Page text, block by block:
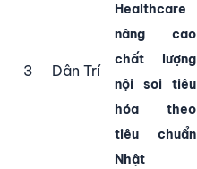
3 Dân Trí
Healthcare
nâng cao
chất lượng
nội soi tiêu
hóa theo
tiêu chuẩn
Nhật